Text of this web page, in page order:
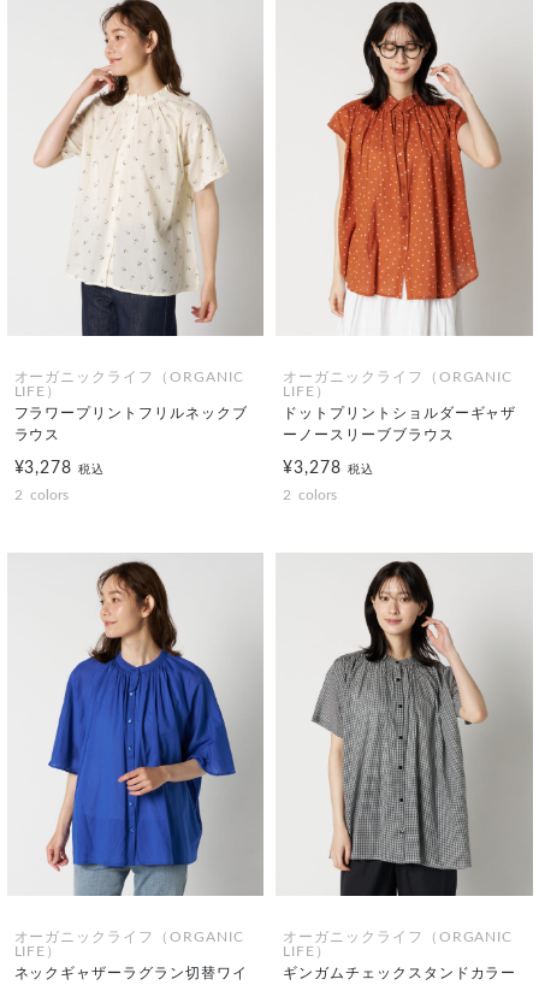
オーガニックライフ（ORGANIC
LIFE）
フラワープリントフリルネックブ
ラウス
¥3,278税込
2 colors
オーガニックライフ（ORGANIC
LIFE）
ドットプリントショルダーギャザ
ーノースリーブブラウス
¥3,278 税込
2 colors
オーガニックライフ（ORGANIC
LIFE）
ネックギャザーラグラン切替ワイ
オーガニックライフ（ORGANIC
LIFE）
ギンガムチェックスタンドカラー